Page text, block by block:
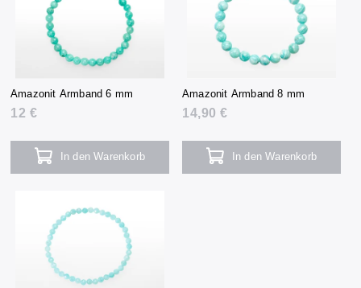
Amazonit Armband 6 mm
12 €
In den Warenkorb
Amazonit Armband 8 mm
14,90 €
In den Warenkorb